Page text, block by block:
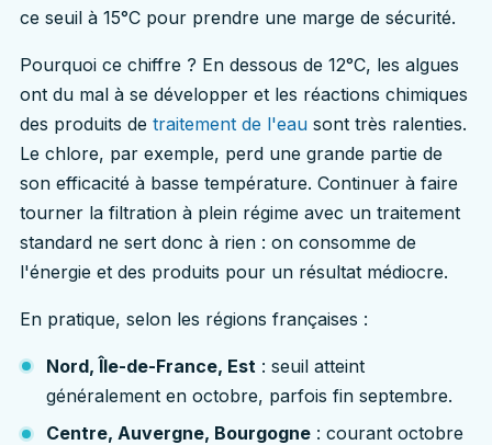
ce seuil à 15°C pour prendre une marge de sécurité.
Pourquoi ce chiffre ? En dessous de 12°C, les algues
ont du mal à se développer et les réactions chimiques
des produits detraitement de l'eau sont très ralenties.
Le chlore, par exemple, perd une grande partie de
son efficacité à basse température. Continuer à faire
tourner la filtration à plein régime avec un traitement
standard ne sert donc à rien : on consomme de
l'énergie et des produits pour un résultat médiocre.
En pratique, selon les régions françaises :
Nord, Île-de-France, Est : seuil atteint
généralement en octobre, parfois fin septembre.
Centre, Auvergne, Bourgogne : courant octobre